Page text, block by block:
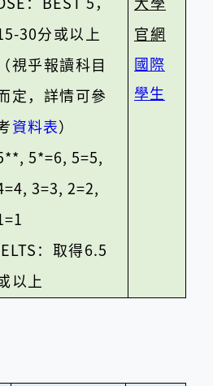
： BEST 5 ，
30分或以上
（視乎報讀科目
定，詳情可參
資料表）
5*=6, 5=5,
3=3, 2=2,
IELTS ：取得 6.5
以上
大學
官網
國際
學生